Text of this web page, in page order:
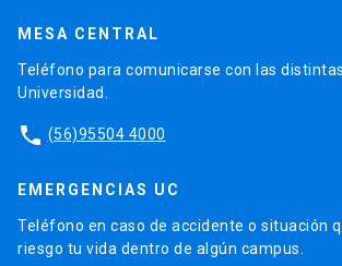
MESA CENTRAL
Teléfono para comunicarse con las
Universidad.
phone (56)95504 4000
EMERGENCIAS UC
Teléfono en caso de accidente o situación
riesgo tu vida dentro de algún campus.